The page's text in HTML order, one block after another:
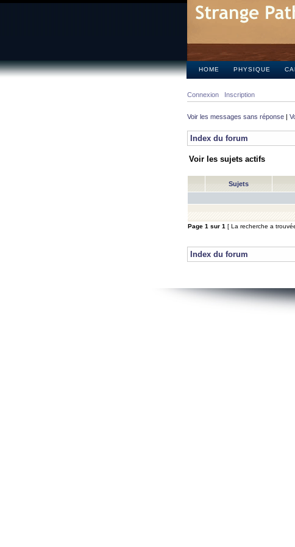
HOME PHYSIQUE
Connexion Inscription
Voir les messages sans réponse |
Index du forum
Voir les sujets actifs
Sujets
Page 1 sur 1 [ La recherche a
Index du forum